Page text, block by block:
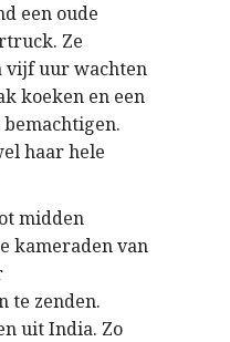
een oude
Ze
vijf uur wachten
koeken en een
haar hele
midden
kameraden van
te zenden.
uit India. Zo